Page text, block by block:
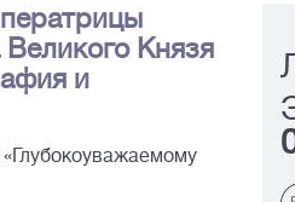
Князя
и